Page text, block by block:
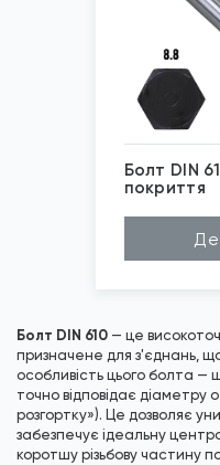
Болт DIN
покриття
Болт DIN 610 — це
призначене для з'єднань,
особливість цього болта —
точно відповідає діаметру
розгортку»). Це дозволяє
забезпечує ідеальну
коротшу різьбову частину